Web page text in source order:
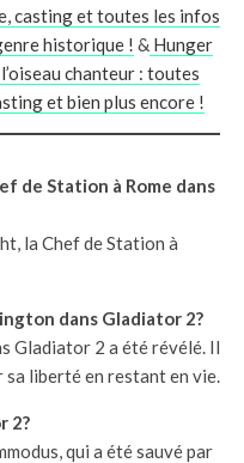
casting et toutes les infos
historique ! & Hunger
chanteur : toutes
et bien plus encore !
de Station à Rome dans
la Chef de Station à
dans Gladiator 2?
Gladiator 2 a été révélé. Il
liberté en restant en vie.
2?
qui a été sauvé par